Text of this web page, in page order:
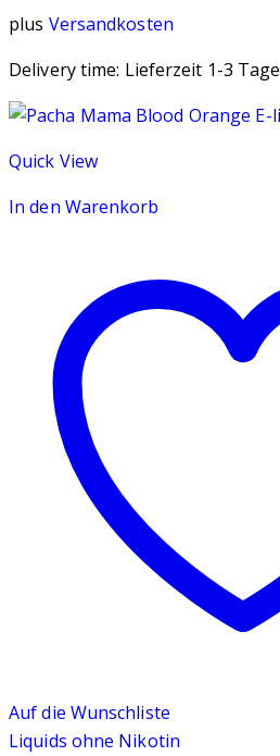
plus Versandkosten
Delivery time: Lieferzeit 1-3 Tage
Quick View
In den Warenkorb
Auf die Wunschliste
Liquids ohne Nikotin